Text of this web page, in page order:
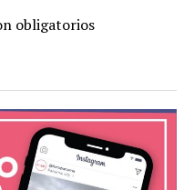
obligatorios